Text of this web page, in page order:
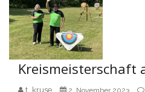
Kreismeisterschaft
t_kruse